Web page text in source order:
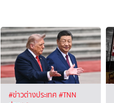
#ข่าวต่างประเทศ #TNN